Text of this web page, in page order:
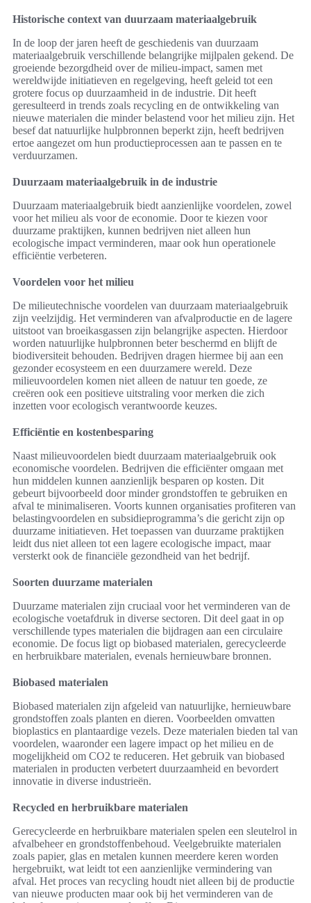
Historische context van duurzaam materiaalgebruik
In de loop der jaren heeft de geschiedenis van duurzaam
materiaalgebruik verschillende belangrijke mijlpalen gekend. De
groeiende bezorgdheid over de milieu-impact, samen met
wereldwijde initiatieven en regelgeving, heeft geleid tot een
grotere focus op duurzaamheid in de industrie. Dit heeft
geresulteerd in trends zoals recycling en de ontwikkeling van
nieuwe materialen die minder belastend voor het milieu zijn. Het
besef dat natuurlijke hulpbronnen beperkt zijn, heeft bedrijven
ertoe aangezet om hun productieprocessen aan te passen en te
verduurzamen.
Duurzaam materiaalgebruik in de industrie
Duurzaam materiaalgebruik biedt aanzienlijke voordelen, zowel
voor het milieu als voor de economie. Door te kiezen voor
duurzame praktijken, kunnen bedrijven niet alleen hun
ecologische impact verminderen, maar ook hun operationele
efficiëntie verbeteren.
Voordelen voor het milieu
De milieutechnische voordelen van duurzaam materiaalgebruik
zijn veelzijdig. Het verminderen van afvalproductie en de lagere
uitstoot van broeikasgassen zijn belangrijke aspecten. Hierdoor
worden natuurlijke hulpbronnen beter beschermd en blijft de
biodiversiteit behouden. Bedrijven dragen hiermee bij aan een
gezonder ecosysteem en een duurzamere wereld. Deze
milieuvoordelen komen niet alleen de natuur ten goede, ze
creëren ook een positieve uitstraling voor merken die zich
inzetten voor ecologisch verantwoorde keuzes.
Efficiëntie en kostenbesparing
Naast milieuvoordelen biedt duurzaam materiaalgebruik ook
economische voordelen. Bedrijven die efficiënter omgaan met
hun middelen kunnen aanzienlijk besparen op kosten. Dit
gebeurt bijvoorbeeld door minder grondstoffen te gebruiken en
afval te minimaliseren. Voorts kunnen organisaties profiteren van
belastingvoordelen en subsidieprogramma’s die gericht zijn op
duurzame initiatieven. Het toepassen van duurzame praktijken
leidt dus niet alleen tot een lagere ecologische impact, maar
versterkt ook de financiële gezondheid van het bedrijf.
Soorten duurzame materialen
Duurzame materialen zijn cruciaal voor het verminderen van de
ecologische voetafdruk in diverse sectoren. Dit deel gaat in op
verschillende types materialen die bijdragen aan een circulaire
economie. De focus ligt op biobased materialen, gerecycleerde
en herbruikbare materialen, evenals hernieuwbare bronnen.
Biobased materialen
Biobased materialen zijn afgeleid van natuurlijke, hernieuwbare
grondstoffen zoals planten en dieren. Voorbeelden omvatten
bioplastics en plantaardige vezels. Deze materialen bieden tal van
voordelen, waaronder een lagere impact op het milieu en de
mogelijkheid om CO2 te reduceren. Het gebruik van biobased
materialen in producten verbetert duurzaamheid en bevordert
innovatie in diverse industrieën.
Recycled en herbruikbare materialen
Gerecycleerde en herbruikbare materialen spelen een sleutelrol in
afvalbeheer en grondstoffenbehoud. Veelgebruikte materialen
zoals papier, glas en metalen kunnen meerdere keren worden
hergebruikt, wat leidt tot een aanzienlijke vermindering van
afval. Het proces van recycling houdt niet alleen bij de productie
van nieuwe producten maar ook bij het verminderen van de